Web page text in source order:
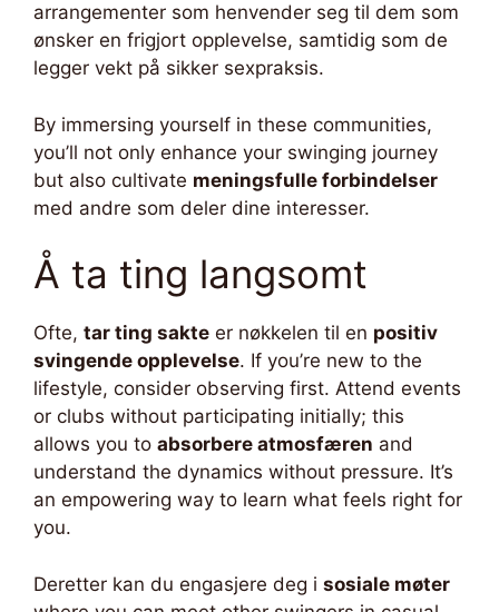
arrangementer som henvender seg til dem som
ønsker en frigjort opplevelse, samtidig som de
legger vekt på sikker sexpraksis.
By immersing yourself in these communities,
you’ll not only enhance your swinging journey
but also cultivate meningsfulle forbindelser
med andre som deler dine interesser.
Å ta ting langsomt
Ofte, tar ting sakte er nøkkelen til en positiv
svingende opplevelse. If you’re new to the
lifestyle, consider observing first. Attend events
or clubs without participating initially; this
allows you to absorbere atmosfæren and
understand the dynamics without pressure. It’s
an empowering way to learn what feels right for
you.
Deretter kan du engasjere deg i sosiale møter